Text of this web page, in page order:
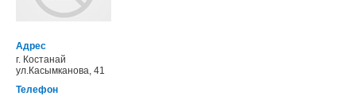
Адрес
г. Костанай
ул.Касымканова, 41
Телефон